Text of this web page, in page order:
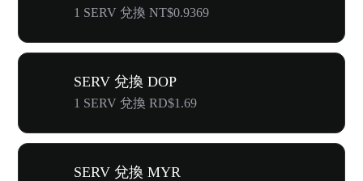
1 SERV 兌換 NT$0.9369
SERV 兌換 DOP
1 SERV 兌換 RD$1.69
SERV 兌換 MYR